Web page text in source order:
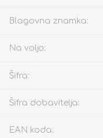
Blagovna znamka:
Na voljo:
Šifra:
Šifra dobavitelja:
EAN koda: